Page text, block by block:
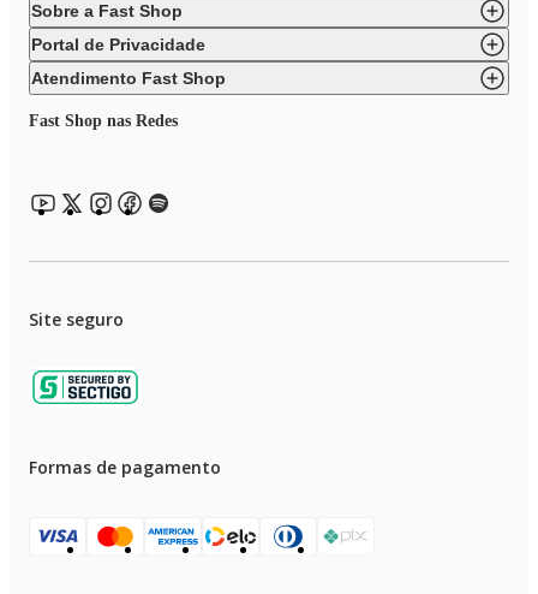
Sobre a Fast Shop
Portal de Privacidade
Atendimento Fast Shop
Fast Shop nas Redes
Site seguro
Formas de pagamento